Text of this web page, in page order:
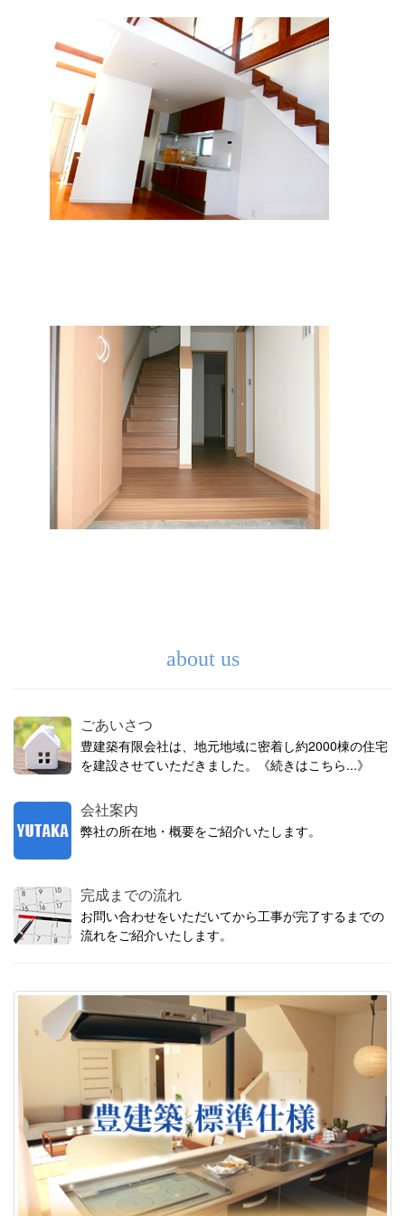
about us
ごあいさつ
豊建築有限会社は、地元地域に密着し約2000棟の住宅
を建設させていただきました。《続きはこちら...》
会社案内
弊社の所在地・概要をご紹介いたします。
完成までの流れ
お問い合わせをいただいてから工事が完了するまでの
流れをご紹介いたします。